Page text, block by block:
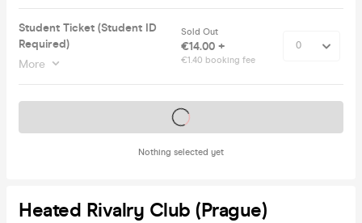
Student Ticket (Student ID
Required)
More
Sold Out
€14.00 +
€1.40 booking fee
Nothing selected yet
Tickets on sale soon
Heated Rivalry Club (Prague)